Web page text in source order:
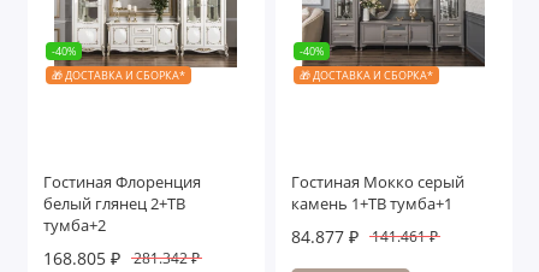
-40%
🎁 ДОСТАВКА И СБОРКА*
Гостиная Флоренция
белый глянец 2+ТВ
тумба+2
168.805 ₽ 281.342 ₽
-40%
🎁 ДОСТАВКА И СБОРКА*
Гостиная Мокко серый
камень 1+ТВ тумба+1
84.877 ₽ 141.461 ₽